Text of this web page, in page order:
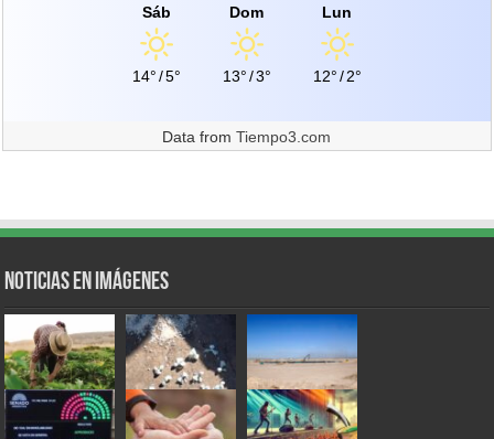
Sáb
14°/5°
Dom
13°/3°
Lun
12°/2°
Data fromTiempo3.com
Noticias en Imágenes